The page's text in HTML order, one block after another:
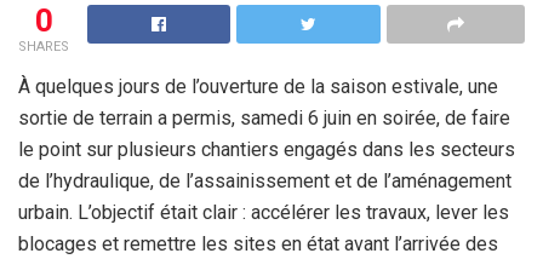
0
SHARES
À quelques jours de l’ouverture de la saison estivale, une
sortie de terrain a permis, samedi 6 juin en soirée, de faire
le point sur plusieurs chantiers engagés dans les secteurs
de l’hydraulique, de l’assainissement et de l’aménagement
urbain. L’objectif était clair : accélérer les travaux, lever les
blocages et remettre les sites en état avant l’arrivée des